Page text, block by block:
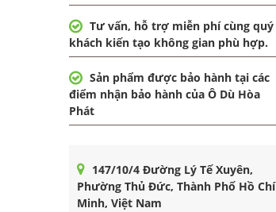
Tư vấn, hỗ trợ miễn phí cùng quý
khách kiến tạo không gian phù hợp.
Sản phẩm được bảo hành tại các
điểm nhận bảo hành của Ô Dù Hòa
Phát
147/10/4 Đường Lý Tế Xuyên,
Phường Thủ Đức, Thành Phố Hồ Chí
Minh, Việt Nam